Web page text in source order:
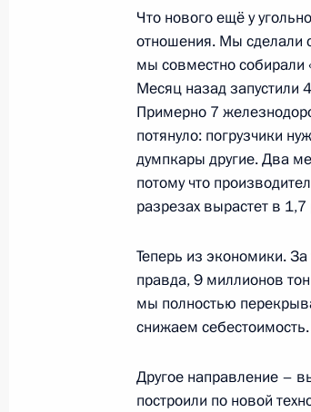
Съезд Российского
30 октября 2014 года, 16:15
29 октября 2014
Встреча с
29 октября 2014 года, 23:30
Рабочая встреча с
дороги» Владимиром
Что нового ещё у
отношения. Мы сделали
мы совместно собирали
Месяц назад запустили
Примерно 7
потянуло: погрузчики
думпкары другие. Два
потому что
разрезах вырастет в 1,7
Теперь из экономики.
правда, 9 миллионов
мы полностью
снижаем себестоимость.
Другое направление –
построили по новой